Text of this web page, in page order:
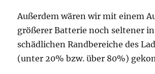
Außerdem wären wir mit einem
größerer Batterie noch seltener
schädlichen Randbereiche des
(unter 20% bzw. über 80%)